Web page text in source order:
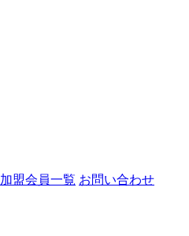
加盟会員一覧 お問い合わせ